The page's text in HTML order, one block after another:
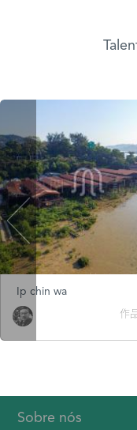
Ip chin wa
作
Sobre nós